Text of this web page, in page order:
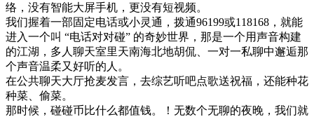
络，没有智能大屏手机，更没有短视频。
我们握着一部固定电话或小灵通，拨通96199或118168，就能
进入一个叫 “电话对对碰” 的奇妙世界，那是一个用声音构建
的江湖，多人聊天室里天南海北地胡侃、一对一私聊中邂逅那
个声音温柔又好听的人。
在公共聊天大厅抢麦发言，去综艺听吧点歌送祝福，还能种花
种菜、偷菜。
那时候，碰碰币比什么都值钱。！无数个无聊的夜晚，我们就